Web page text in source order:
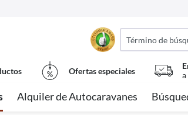
Ofertas especiales
Alquiler de Autocaravanes